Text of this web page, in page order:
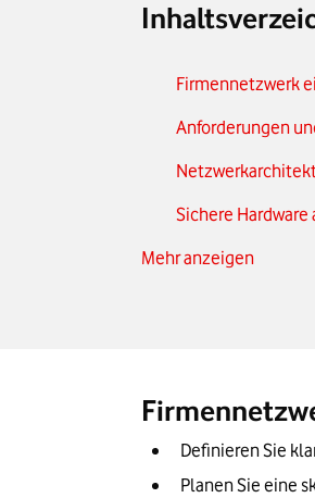
Firmennetzwerk
Anforderungen
Sichere
Benutzer- und
Monitoring,
Checkliste:
Mehr anzeigen
Definieren Sie
Planen Sie eine